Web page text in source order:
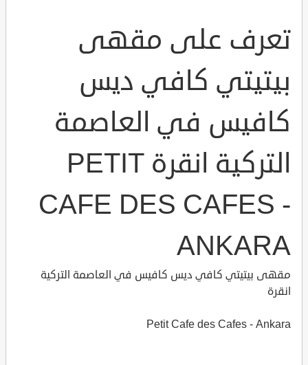
تعرف على مقهى
بيتيتي كافي ديس
كافيس في العاصمة
التركية انقرة PETIT
CAFE DES CAFES -
ANKARA
مقهى بيتيتي كافي ديس كافيس في العاصمة التركية
انقرة
Petit Cafe des Cafes - Ankara